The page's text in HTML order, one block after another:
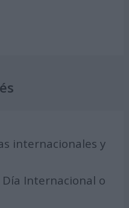
internacionales y
Día Internacional o